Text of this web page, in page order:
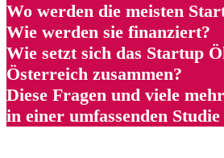
Wo werden die meisten
Wie werden sie finanziert?
Wie setzt sich das Startup
Österreich zusammen?
Diese Fragen und viele
in einer umfassenden